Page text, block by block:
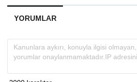
YORUMLAR